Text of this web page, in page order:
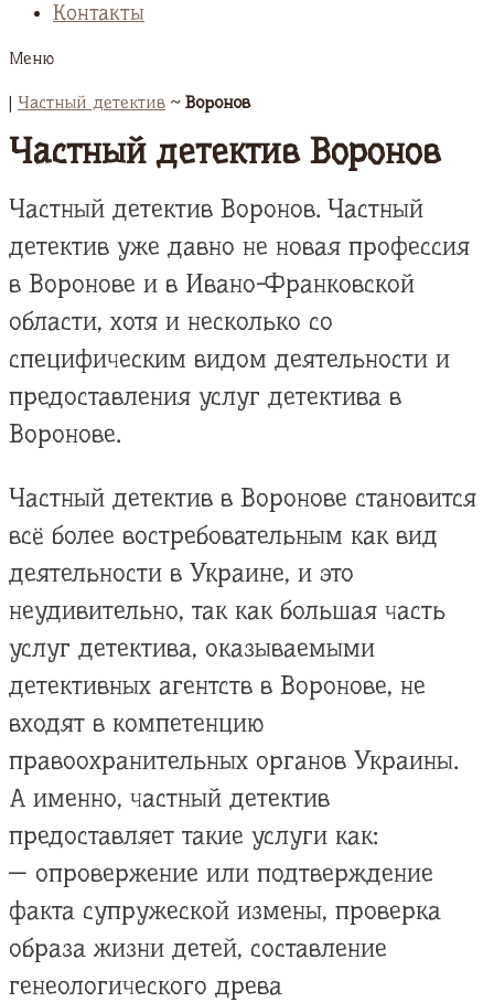
Контакты
Меню
| Частный детектив ~ Воронов
Частный детектив Воронов
Частный детектив Воронов. Частный
детектив уже давно не новая профессия
в Воронове и в Ивано-Франковской
области, хотя и несколько со
специфическим видом деятельности и
предоставления услуг детектива в
Воронове.
Частный детектив в Воронове становится
всё более востребовательным как вид
деятельности в Украине, и это
неудивительно, так как большая часть
услуг детектива, оказываемыми
детективных агентств в Воронове, не
входят в компетенцию
правоохранительных органов Украины.
А именно, частный детектив
предоставляет такие услуги как:
— опровержение или подтверждение
факта супружеской измены, проверка
образа жизни детей, составление
генеологического древа